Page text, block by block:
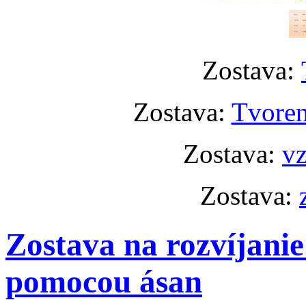
Zostava:
Zostava:
Zostava:
Zostava:
Zostava na
pomocou ásan